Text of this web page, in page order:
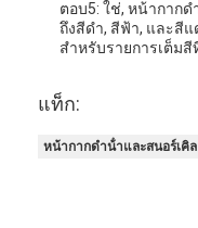
ตอบ5: ใช่, หน้ากาก
ถึงสีดํา, สีฟ้า, และสี
สําหรับรายการเต็มสี
แท็ก:
หน้ากากดําน้ําและสนอร์เคิล